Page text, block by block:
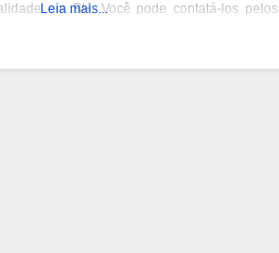
em BH. Você pode contatá-los pelos
Leia mais...